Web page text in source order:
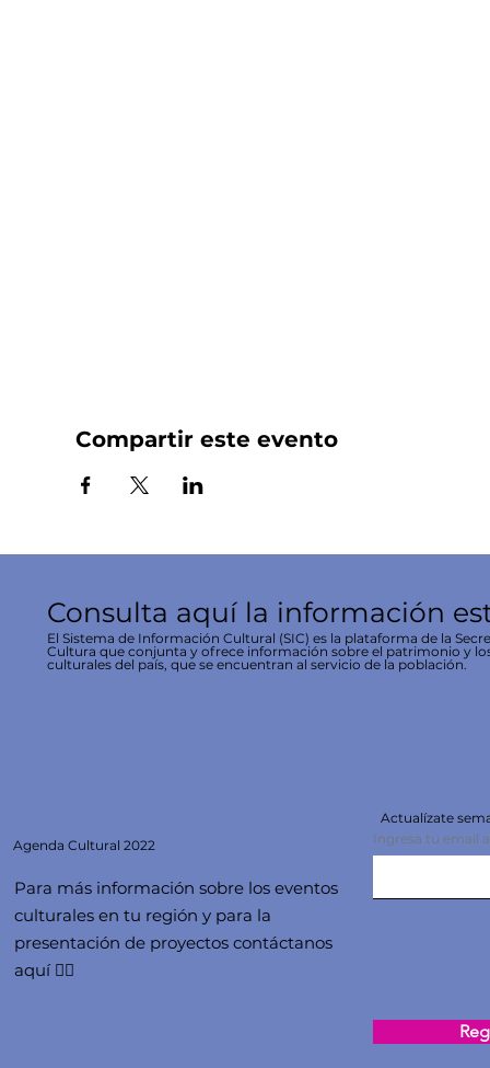
Compartir este evento
Consulta aquí la información
El Sistema de Información Cultural (SIC) es la plataforma de la
Cultura que conjunta y ofrece información sobre el patrimonio y
culturales del país, que se encuentran al servicio de la población.
Agenda Cultural 2022
Para más información sobre los eventos
culturales en tu región y para la
presentación de proyectos contáctanos
aquí 👇🏻
Actualízate
Ingresa tu email